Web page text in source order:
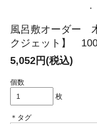
風呂敷オーダー
クジェット】
5,052円(税込)
個数
枚
＊タグ